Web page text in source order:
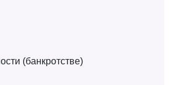
(банкротстве)